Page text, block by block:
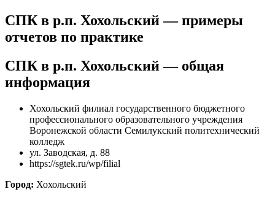
СПК в р.п. Хохольский — примеры
отчетов по практике
СПК в р.п. Хохольский — общая
информация
Хохольский филиал государственного бюджетного
профессионального образовательного учреждения
Воронежской области Семилукский политехнический
колледж
ул. Заводская, д. 88
https://sgtek.ru/wp/filial
Город: Хохольский